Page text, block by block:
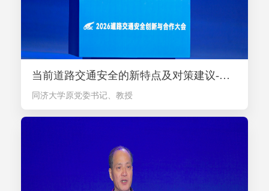
当前道路交通安全的新特点及对策建议-方守恩（现场由同济大学王俊骅教授代为分享）
同济大学原党委书记、教授